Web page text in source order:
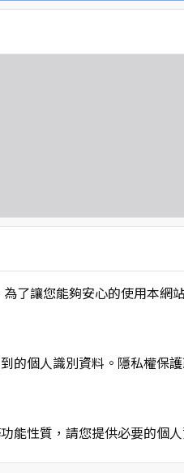
了讓您能夠安心的使用本
的個人識別資料。隱私權保
性質，請您提供必要的個
的姓名、電子郵件地址、聯